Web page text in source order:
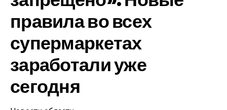
правила во всех
супермаркетах
заработали уже
сегодня